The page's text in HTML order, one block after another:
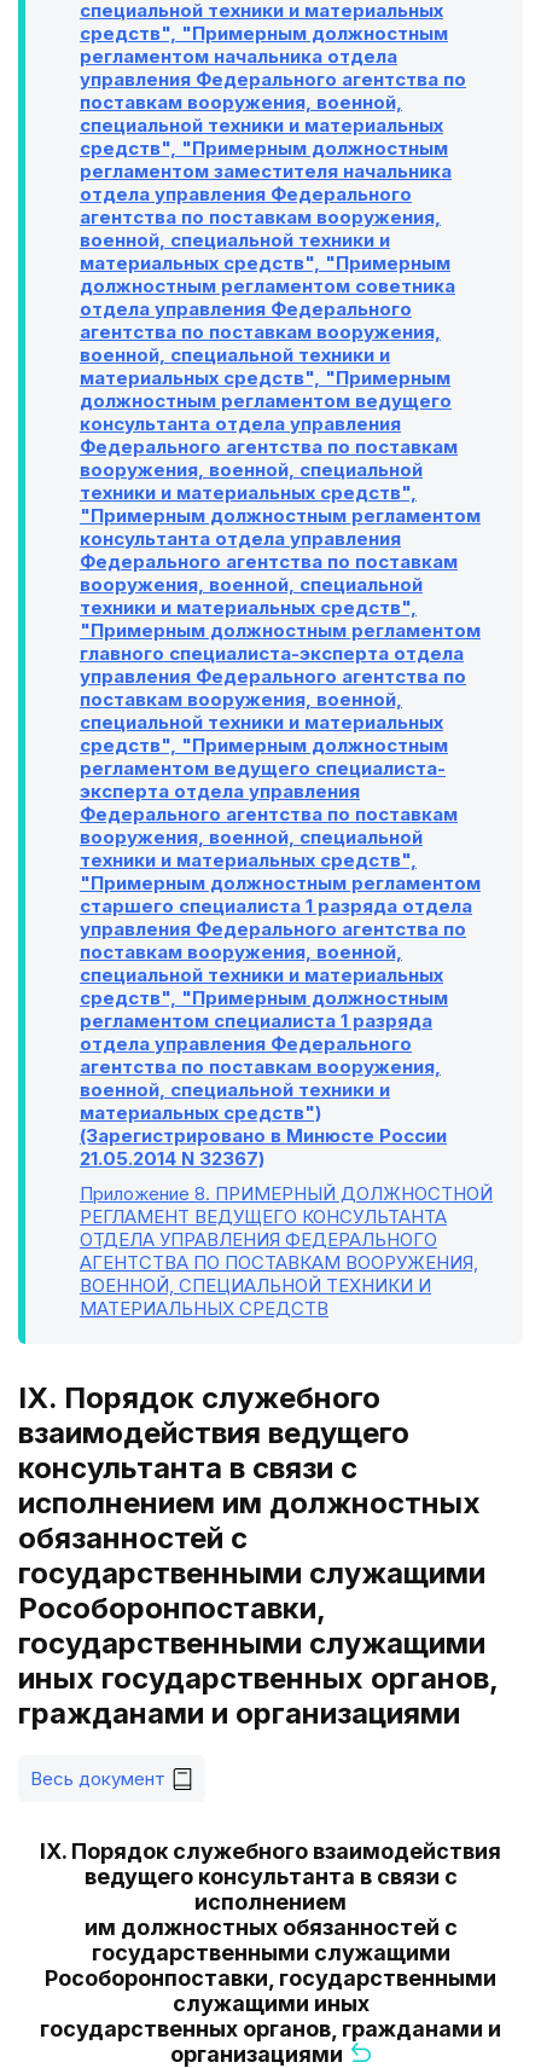
специальной техники и материальных
средств", "Примерным должностным
регламентом начальника отдела
управления Федерального агентства по
поставкам вооружения, военной,
специальной техники и материальных
средств", "Примерным должностным
регламентом заместителя начальника
отдела управления Федерального
агентства по поставкам вооружения,
военной, специальной техники и
материальных средств", "Примерным
должностным регламентом советника
отдела управления Федерального
агентства по поставкам вооружения,
военной, специальной техники и
материальных средств", "Примерным
должностным регламентом ведущего
консультанта отдела управления
Федерального агентства по поставкам
вооружения, военной, специальной
техники и материальных средств",
"Примерным должностным регламентом
консультанта отдела управления
Федерального агентства по поставкам
вооружения, военной, специальной
техники и материальных средств",
"Примерным должностным регламентом
главного специалиста-эксперта отдела
управления Федерального агентства по
поставкам вооружения, военной,
специальной техники и материальных
средств", "Примерным должностным
регламентом ведущего специалиста-
эксперта отдела управления
Федерального агентства по поставкам
вооружения, военной, специальной
техники и материальных средств",
"Примерным должностным регламентом
старшего специалиста 1 разряда отдела
управления Федерального агентства по
поставкам вооружения, военной,
специальной техники и материальных
средств", "Примерным должностным
регламентом специалиста 1 разряда
отдела управления Федерального
агентства по поставкам вооружения,
военной, специальной техники и
материальных средств")
(Зарегистрировано в Минюсте России
21.05.2014 N 32367)
Приложение 8. ПРИМЕРНЫЙ ДОЛЖНОСТНОЙ
РЕГЛАМЕНТ ВЕДУЩЕГО КОНСУЛЬТАНТА
ОТДЕЛА УПРАВЛЕНИЯ ФЕДЕРАЛЬНОГО
АГЕНТСТВА ПО ПОСТАВКАМ ВООРУЖЕНИЯ,
ВОЕННОЙ, СПЕЦИАЛЬНОЙ ТЕХНИКИ И
МАТЕРИАЛЬНЫХ СРЕДСТВ
IX. Порядок служебного
взаимодействия ведущего
консультанта в связи с
исполнением им должностных
обязанностей с
государственными служащими
Рособоронпоставки,
государственными служащими
иных государственных органов,
гражданами и организациями
Весь документ
IX. Порядок служебного взаимодействия
ведущего консультанта в связи с
исполнением
им должностных обязанностей с
государственными служащими
Рособоронпоставки, государственными
служащими иных
государственных органов, гражданами и
организациями